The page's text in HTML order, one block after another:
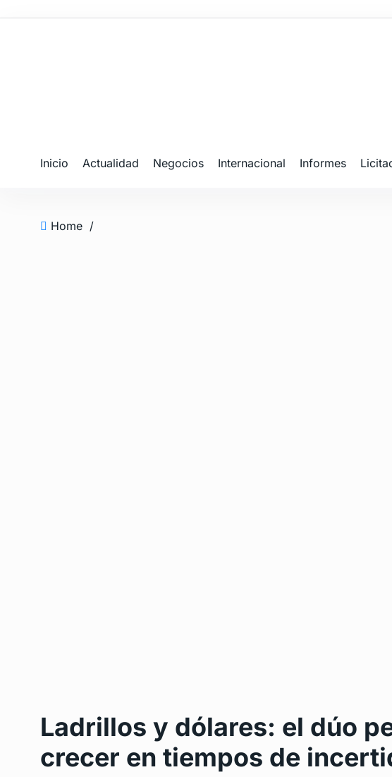
Inicio Actualidad Negocios Internacional Informes
Home /
Ladrillos y dólares: el dúo
crecer en tiempos de